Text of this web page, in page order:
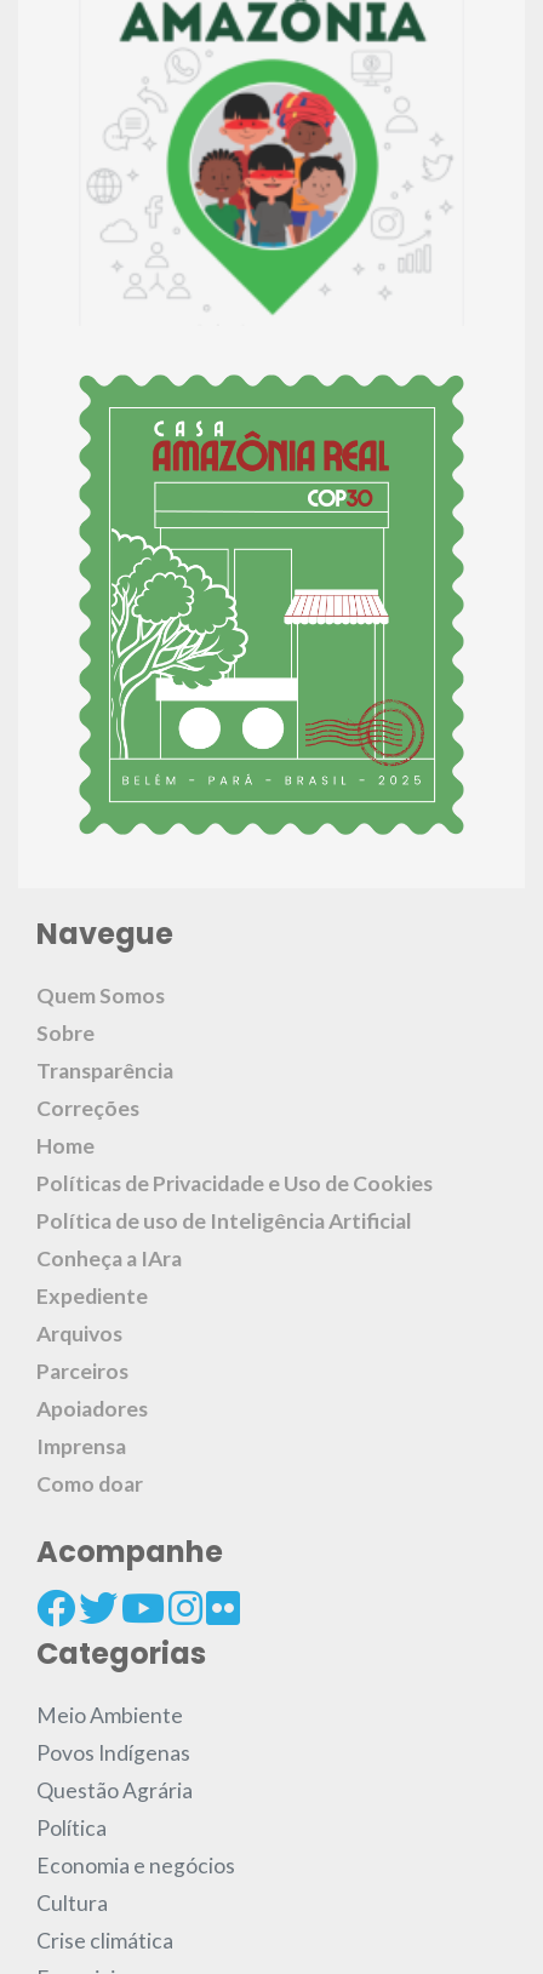
Navegue
Quem Somos
Sobre
Transparência
Correções
Home
Políticas de Privacidade e Uso de Cookies
Política de uso de Inteligência Artificial
Conheça a IAra
Expediente
Arquivos
Parceiros
Apoiadores
Imprensa
Como doar
Acompanhe
Categorias
Meio Ambiente
Povos Indígenas
Questão Agrária
Política
Economia e negócios
Cultura
Crise climática